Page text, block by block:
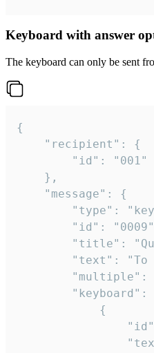
Keyboard with answer
The keyboard can only be sent
{